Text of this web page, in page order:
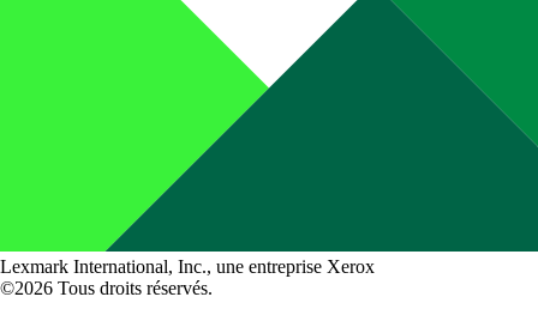
Lexmark International, Inc., une entreprise Xerox
©2026 Tous droits réservés.